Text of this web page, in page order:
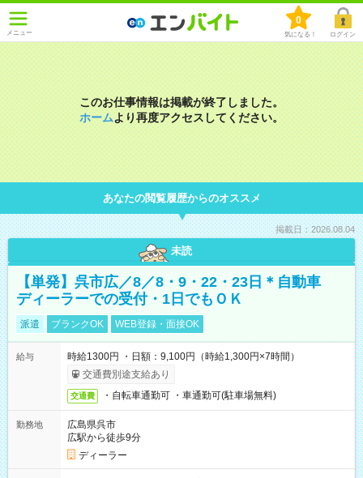
メニュー
0
気になる！ ログイン
このお仕事情報は掲載が終了しました。
ホームより再度アクセスしてください。
あなたの閲覧履歴からのオススメ
掲載日：2026.08.04
未読
【単発】呉市広／8／8・9・22・23日＊自動車
ディーラーでの受付・1日でもＯＫ
派遣 ブランクOK WEB登録・面接OK
給与
時給1300円 ・日額：9,100円（時給1,300円×7時間）
交通費別途支給あり
交通費 ・自転車通勤可 ・車通勤可(駐車場無料)
勤務地
広島県呉市
広駅から徒歩9分
ディーラー